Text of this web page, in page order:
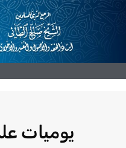
تخطي
يوميات علمية